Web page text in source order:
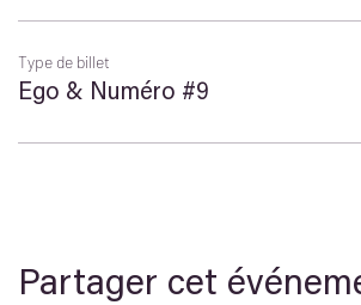
Type de billet
Ego & Numéro #9
Partager cet